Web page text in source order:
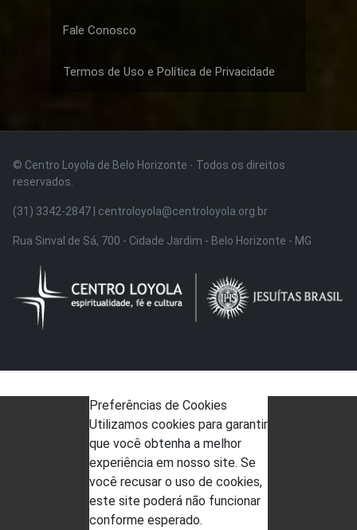
Fale Conosco
Termos de Uso e Política de Privacidade
© Centro Loyola de Belo Horizonte · Todos os direitos
reservados.
(31) 3342-2847 | centroloyola@centroloyola.org.br
Rua Sinval de Sá, 700 - Cidade Jardim - Belo Horizonte - MG
Preferências de Cookies
Utilizamos cookies para garantir
que você obtenha a melhor
experiência em nosso site. Se
você recusar o uso de cookies,
este site poderá não funcionar
conforme esperado.